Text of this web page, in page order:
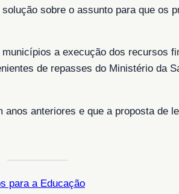
sobre o assunto para que os
a execução dos recursos
de repasses do Ministério da
anteriores e que a proposta de
para a Educação